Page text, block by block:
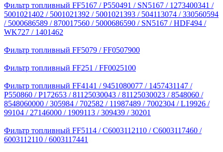
Фильтр топливный FF5167 / P550491 / SN5167 / 1273400341 /
5001021402 / 5001021392 / 5001021393 / 504113074 / 330560594
/ 5000686589 / 870017560 / 5000686590 / SN5167 / HDF494 /
WK727 / 1401462
Фильтр топливный FF5079 / FF0507900
Фильтр топливный FF251 / FF0025100
Фильтр топливный FF4141 / 9451080077 / 1457431147 /
P550860 / P172653 / 81125030043 / 81125030023 / 8548060 /
8548060000 / 305984 / 702582 / 11987489 / 7002304 / L19926 /
99104 / 27146000 / 1909113 / 309439 / 30201
Фильтр топливный FF5114 / C6003112110 / C6003117460 /
6003112110 / 6003117441